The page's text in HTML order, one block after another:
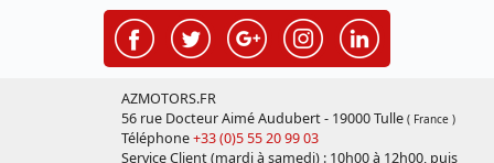
AZMOTORS.FR
56 rue Docteur Aimé Audubert - 19000 Tulle ( France )
Téléphone+33 (0)5 55 20 99 03
Service Client (mardi à samedi) : 10h00 à 12h00, puis